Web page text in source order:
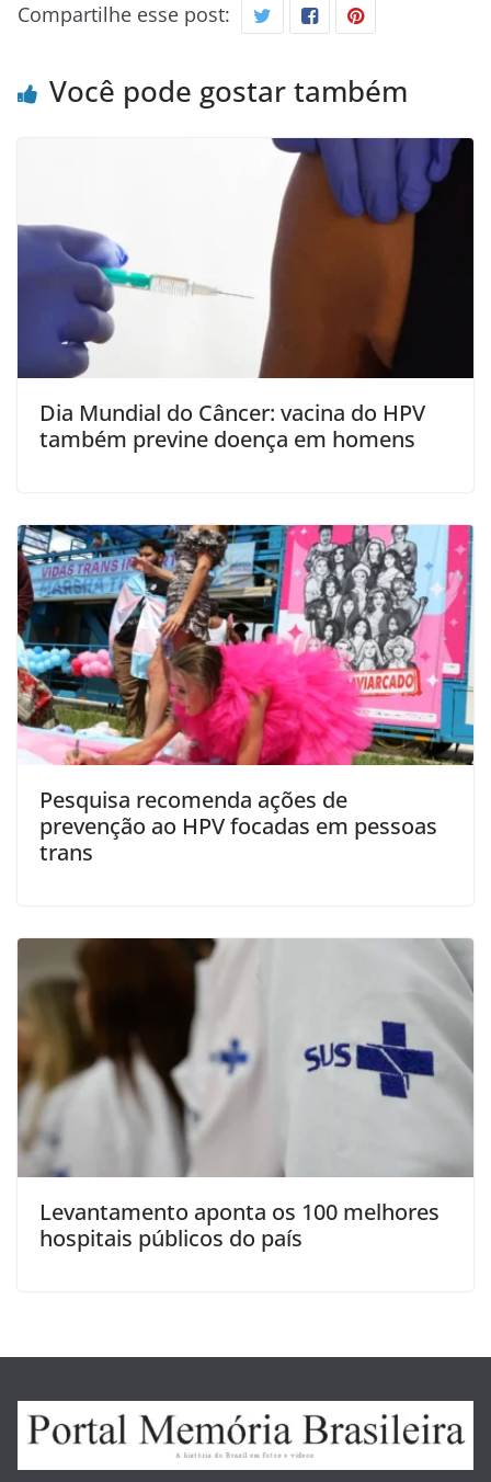
Compartilhe esse post:
Você pode gostar também
Dia Mundial do Câncer: vacina do HPV
também previne doença em homens
Pesquisa recomenda ações de
prevenção ao HPV focadas em pessoas
trans
Levantamento aponta os 100 melhores
hospitais públicos do país